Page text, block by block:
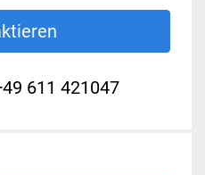
611 421047